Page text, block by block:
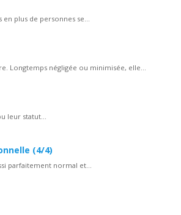
plus de personnes se...
Longtemps négligée ou minimisée, elle...
leur statut...
(4/4)
parfaitement normal et...